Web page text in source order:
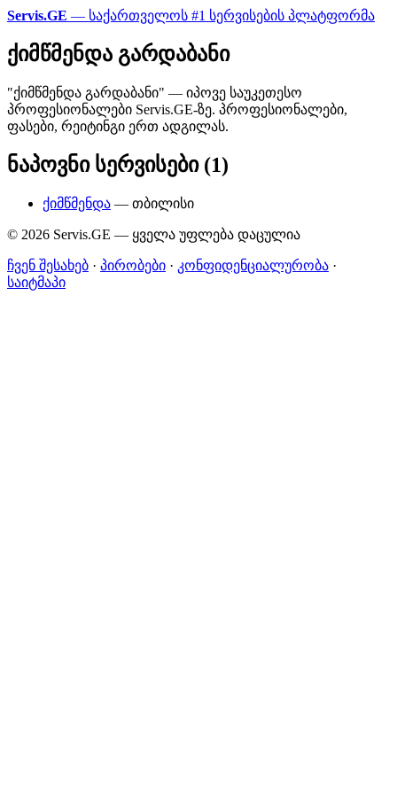
Servis.GE — საქართველოს #1 სერვისების პლატფორმა
ქიმწმენდა გარდაბანი
"ქიმწმენდა გარდაბანი" — იპოვე საუკეთესო
პროფესიონალები Servis.GE-ზე. პროფესიონალები,
ფასები, რეიტინგი ერთ ადგილას.
ნაპოვნი სერვისები (1)
ქიმწმენდა — თბილისი
© 2026 Servis.GE — ყველა უფლება დაცულია
ჩვენ შესახებ · პირობები · კონფიდენციალურობა ·
საიტმაპი